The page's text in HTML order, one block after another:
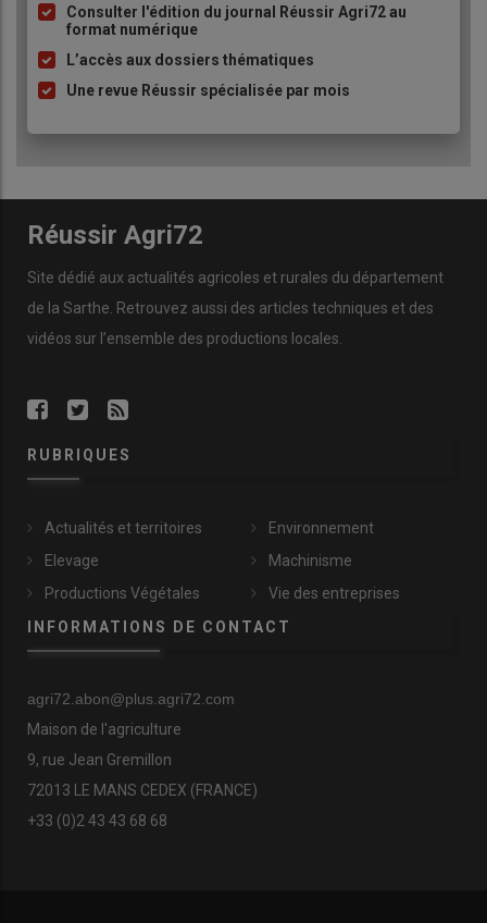
à
puce
Consulter l'édition du journal Réussir Agri72 au
format numérique
L’accès aux dossiers thématiques
Une revue Réussir spécialisée par mois
Réussir Agri72
Site dédié aux actualités agricoles et rurales du département
de la Sarthe. Retrouvez aussi des articles techniques et des
vidéos sur l’ensemble des productions locales.
RUBRIQUES
Actualités et territoires
Elevage
Productions Végétales
Environnement
Machinisme
Vie des entreprises
INFORMATIONS DE CONTACT
agri72.abon@plus.agri72.com
Maison de l'agriculture
9, rue Jean Gremillon
72013 LE MANS CEDEX (FRANCE)
+33 (0)2 43 43 68 68